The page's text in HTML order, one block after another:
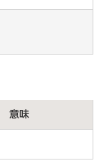
意味